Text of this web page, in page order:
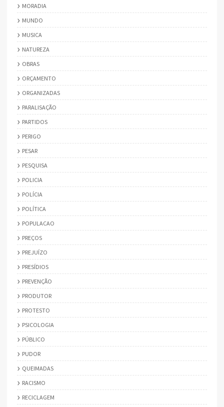
MORADIA
MUNDO
MUSICA
NATUREZA
OBRAS
ORÇAMENTO
ORGANIZADAS
PARALISAÇÃO
PARTIDOS
PERIGO
PESAR
PESQUISA
POLICIA
POLÍCIA
POLÍTICA
POPULACAO
PREÇOS
PREJUÍZO
PRESÍDIOS
PREVENÇÃO
PRODUTOR
PROTESTO
PSICOLOGIA
PÚBLICO
PUDOR
QUEIMADAS
RACISMO
RECICLAGEM